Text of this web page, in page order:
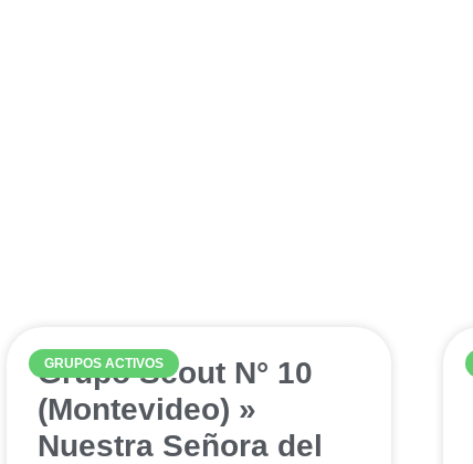
GRUPOS ACTIVOS
Grupo Scout N° 10
(Montevideo) »
Nuestra Señora del